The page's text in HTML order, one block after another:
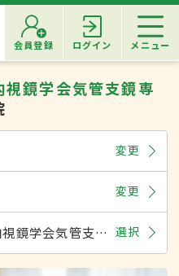
会員登録 ログイン メニュー
鏡学会気管支鏡専
変更
変更
日本呼吸器内視鏡学会気管支鏡専門医 選択